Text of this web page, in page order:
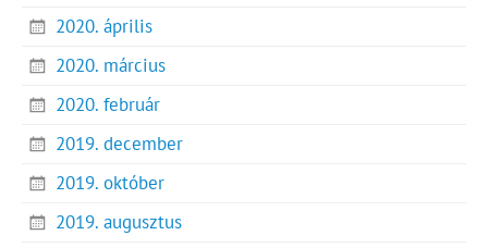
2020. április
2020. március
2020. február
2019. december
2019. október
2019. augusztus